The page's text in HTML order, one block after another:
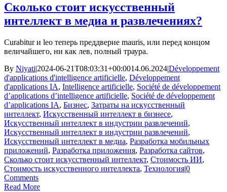
Сколько стоит искусственный
интеллект в медиа и развлечениях?
Curabitur и leo теперь преддверие mauris, или перед концом
величайшего, ни как лев, полный траура.
By Niyati|2024-06-21T08:03:31+00:0014.06.2024|Développement
d'applications d'intelligence artificielle, Développement
d'applications IA, Intelligence artificielle, Société de développement
d’applications d’intelligence artificielle, Société de développement
d’applications IA, Бизнес, Затраты на искусственный
интеллект, Искусственный интеллект в бизнесе,
Искусственный интеллект в индустрии развлечений,
Искусственный интеллект в индустрии развлечений,
Искусственный интеллект в медиа, Разработка мобильных
приложений, Разработка приложения, Разработка сайтов,
Сколько стоит искусственный интеллект, Стоимость ИИ,
Стоимость искусственного интеллекта, Технология|0
Comments
Read More